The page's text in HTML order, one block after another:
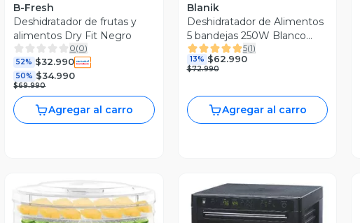
B-Fresh
Deshidratador de frutas y
alimentos Dry Fit Negro
0(0)
52% $32.990
50% $34.990
$69.990
Agregar al carro
Blanik
Deshidratador de Alimentos
5 bandejas 250W Blanco
Blanik
5(1)
13% $62.990
$72.990
Agregar al carro